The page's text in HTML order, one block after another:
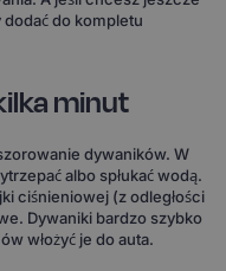
do kompletu
minut
dywaników. W
albo spłukać wodą.
ciśnieniowej (z odległości
Dywaniki bardzo szybko
włożyć je do auta.